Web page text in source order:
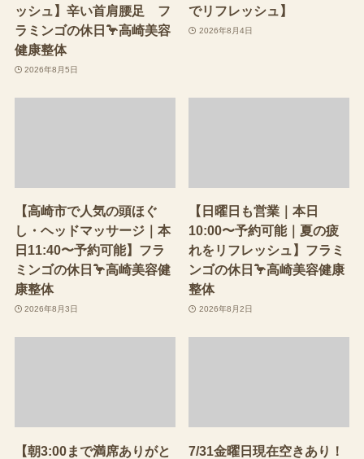
ッシュ】辛い首肩腰足 フ
ラミンゴの休日🦩高崎美容
健康整体
2026年8月5日
でリフレッシュ】
2026年8月4日
【高崎市で人気の頭ほぐ
し・ヘッドマッサージ｜本
日11:40〜予約可能】フラ
ミンゴの休日🦩高崎美容健
康整体
2026年8月3日
【日曜日も営業｜本日
10:00〜予約可能｜夏の疲
れをリフレッシュ】フラミ
ンゴの休日🦩高崎美容健康
整体
2026年8月2日
【朝3:00まで満席ありがと
7/31金曜日現在空きあり！